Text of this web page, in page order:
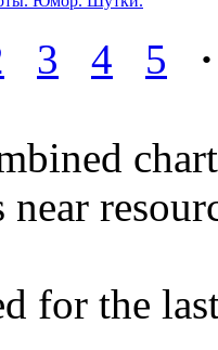
3 4 5
near
for the